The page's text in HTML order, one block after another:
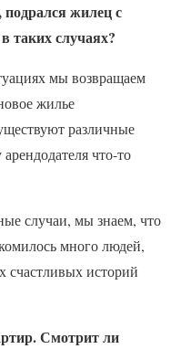
жилец с
таких случаях?
мы возвращаем
жилье
различные
что-то
случаи, мы знаем, что
много людей,
счастливых историй
Смотрит ли